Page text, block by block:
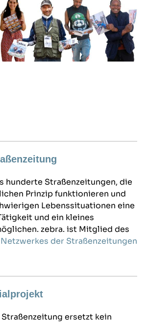
hunderte Straßenzeitungen, die
Prinzip funktionieren und
Lebenssituationen eine
und ein kleines
zebra. ist Mitglied des
der Straßenzeitungen
ersetzt kein